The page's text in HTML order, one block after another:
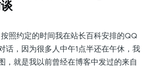
约定的时间我在站长百科安排的QQ
话，因为很多人中午1点半还在午休，我
，就是我以前曾经在博客中发过的来自